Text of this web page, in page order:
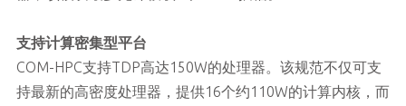
支持计算密集型平台
COM-HPC支持TDP高达150W的处理器。该规范不仅可支
持最新的高密度处理器，提供16个约110W的计算内核，而